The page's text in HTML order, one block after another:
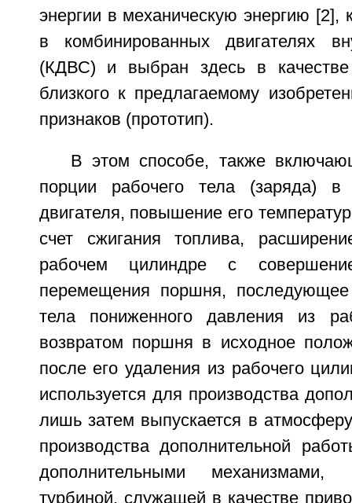
энергии в механическую энергию [2],
в комбинированных двигателях
(КДВС) и выбран здесь в качестве
близкого к предлагаемому
признаков (прототип).
В этом способе, также
порции рабочего тела (заряда) в
двигателя, повышение его
счет сжигания топлива,
рабочем цилиндре с
перемещения поршня, последующее
тела пониженного давления из
возвратом поршня в исходное
после его удаления из рабочего
используется для производства
лишь затем выпускается в
производства дополнительной
дополнительными механизмами,
турбиной, служащей в качестве